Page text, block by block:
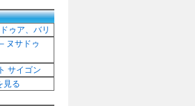
ゥア、バリ
ヌサドゥ
サイゴン
見る